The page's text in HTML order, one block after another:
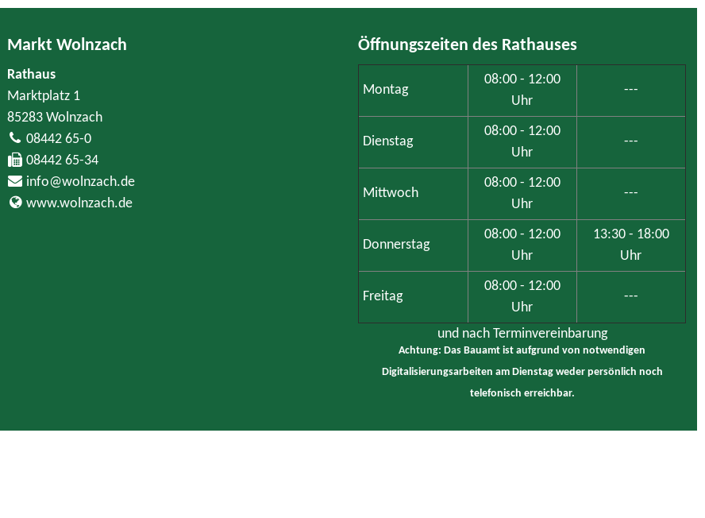
Markt Wolnzach
Rathaus
Marktplatz 1
85283 Wolnzach
08442 65-0
08442 65-34
info@wolnzach.de
www.wolnzach.de
Öffnungszeiten des Rathauses
Montag
08:00 - 12:00
Uhr
---
Dienstag
08:00 - 12:00
Uhr
---
Mittwoch
08:00 - 12:00
Uhr
---
Donnerstag
08:00 - 12:00
Uhr
13:30 - 18:00
Uhr
Freitag
08:00 - 12:00
Uhr
---
und nach Terminvereinbarung
Achtung: Das Bauamt ist aufgrund von notwendigen
Digitalisierungsarbeiten am Dienstag weder persönlich noch
telefonisch erreichbar.